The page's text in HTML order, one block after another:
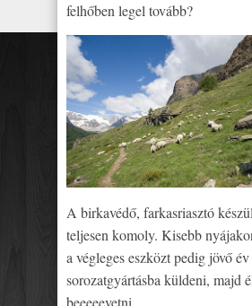
felhőben legel tovább?
A birkavédő, farkasriasztó
teljesen komoly. Kisebb
a végleges eszközt pedig jövő
sorozatgyártásba küldeni, majd
beeeeevetni.